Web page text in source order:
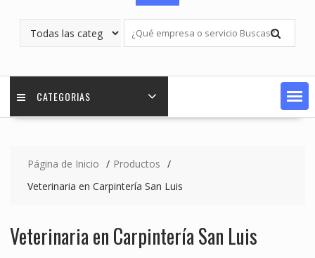
CATEGORIAS
Página de Inicio
Productos
Veterinaria en Carpintería San Luis
Veterinaria en Carpintería San Luis